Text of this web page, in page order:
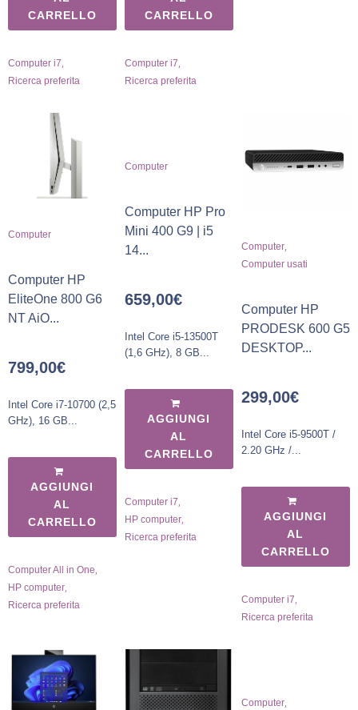
CARRELLO
Computer i7
Ricerca preferita
CARRELLO
Computer i7
Ricerca preferita
Computer
Computer HP
EliteOne 800 G6
NT AiO...
799,00€
Intel Core i7-10700 (2,5
GHz), 16 GB...
AGGIUNGI
AL
CARRELLO
Computer All in One,
HP computer,
Ricerca preferita
Computer
Computer HP Pro
Mini 400 G9 | i5
14...
659,00€
Intel Core i5-13500T
(1,6 GHz), 8 GB...
AGGIUNGI
AL
CARRELLO
Computer i7
HP computer,
Ricerca preferita
Computer,
Computer usati
Computer HP
PRODESK 600 G5
DESKTOP...
299,00€
Intel Core i5-9500T /
2.20 GHz /...
AGGIUNGI
AL
CARRELLO
Computer i7,
Ricerca preferita
Computer,